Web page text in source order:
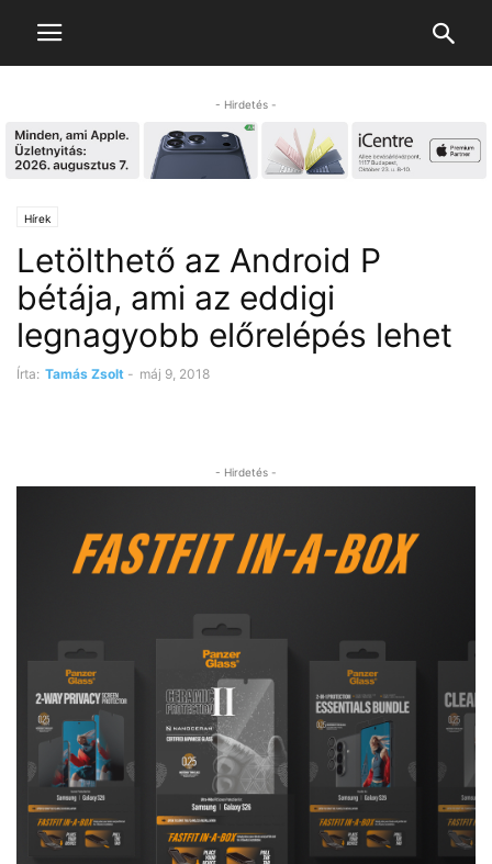
- Hirdetés -
Hírek
Letölthető az Android P
bétája, ami az eddigi
legnagyobb előrelépés lehet
Írta: Tamás Zsolt - máj 9, 2018
- Hirdetés -